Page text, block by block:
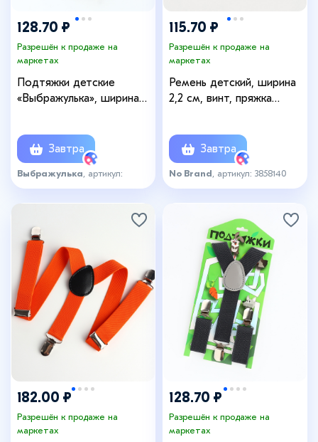
128.70 ₽
Разрешён к продаже на
маркетах
Подтяжки детские
«Выбражулька», ширина
Завтра
Выбражулька , артикул:
8054903
115.70 ₽
Разрешён к продаже на
маркетах
Ремень детский, ширина
2,2 см, винт, пряжка
Завтра
No Brand , артикул: 3858140
182.00 ₽
Разрешён к продаже на
маркетах
128.70 ₽
Разрешён к продаже на
маркетах